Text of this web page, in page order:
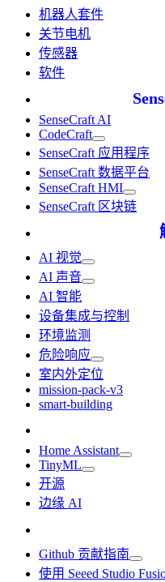
机器人套件
关节电机
传感器
软件
SenseCraft AI
CodeCraft
SenseCraft 应用程序
SenseCraft 数据平台
SenseCraft HMI
SenseCraft 区块链
AI 视觉
AI 声音
AI 智能
设备集成与控制
环境监测
危险响应
室内外定位
mission-pack-v3
smart-building
Home Assistant
TinyML
开源
边缘 AI
Github 贡献指南
使用 Seeed Studio